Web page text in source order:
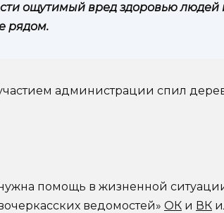
ощутимый вред здоровью людей
рядом.
администрации спил
помощь в жизненной ситуации
ведомостей» ОК и ВК